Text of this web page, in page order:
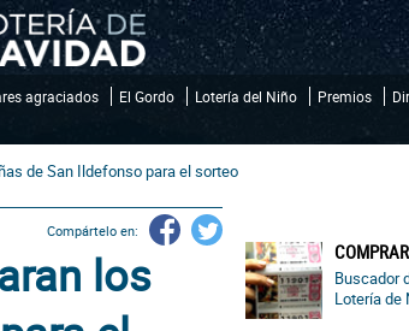
agraciados El Gordo Lotería del Niño Premios
de San Ildefonso para el sorteo
Compártelo en:
los
Buscador
Lotería de